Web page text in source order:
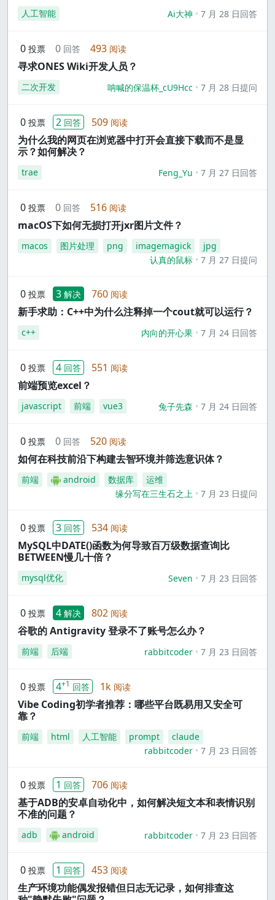
人工智能 Ai大神 7 月 28 日回答
0 投票 0 回答 493 阅读
寻求ONES Wiki开发人员？
二次开发 呐喊的保温杯_cU9Hcc 7 月 28 日提问
0 投票 2 回答 509 阅读
为什么我的网页在浏览器中打开会直接下载而不是显
示？如何解决？
trae Feng_Yu 7 月 27 日回答
0 投票 0 回答 516 阅读
macOS下如何无损打开jxr图片文件？
macos 图片处理 png imagemagick
jpg
认真的鼠标
7 月 27 日提问
0 投票 3 解决 760 阅读
新手求助：C++中为什么注释掉一个cout就可以运行？
c++ 内向的开心果 7 月 24 日回答
0 投票 4 回答 551 阅读
前端预览excel？
javascript 前端 vue3 兔子先森 7 月 24 日回答
0 投票 0 回答 520 阅读
如何在科技前沿下构建去智环境并筛选意识体？
前端 android 数据库
运维
缘分写在三生石之上
7 月 23 日提问
0 投票 3 回答 534 阅读
MySQL中DATE()函数为何导致百万级数据查询比
BETWEEN慢几十倍？
mysql优化 Seven 7 月 23 日回答
0 投票 4 解决 802 阅读
谷歌的 Antigravity 登录不了账号怎么办？
前端 后端 rabbitcoder 7 月 23 日回答
0 投票 4+1 回答 1k 阅读
Vibe Coding初学者推荐：哪些平台既易用又安全可
靠？
前端 html 人工智能 prompt
claude
rabbitcoder
7 月 23 日回答
0 投票 1 回答 706 阅读
基于ADB的安卓自动化中，如何解决短文本和表情识别
不准的问题？
adb android rabbitcoder 7 月 23 日回答
0 投票 1 回答 453 阅读
生产环境功能偶发报错但日志无记录，如何排查这